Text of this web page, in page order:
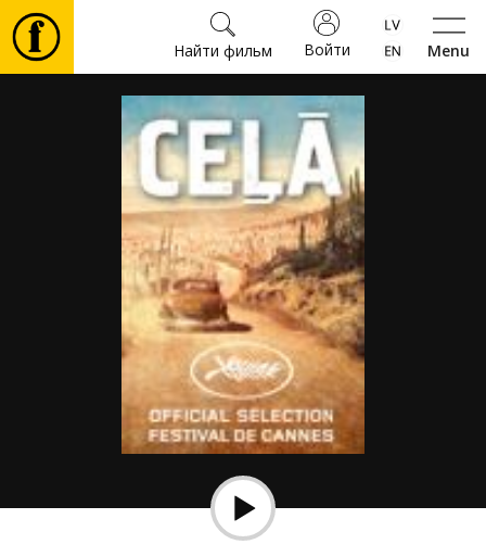
Menu
Войти
Найти фильм
Фильмы
Культура
Мероприятия
Новости